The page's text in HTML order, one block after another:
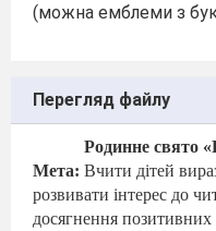
(можна емблеми з
Перегляд файлу
Родинне свято
Мета: Вчити дітей
розвивати інтерес до
досягнення позитивних